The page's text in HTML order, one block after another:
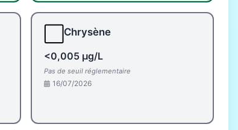
Chrysène
<0,005 µg/L
Pas de seuil réglementaire
16/07/2026